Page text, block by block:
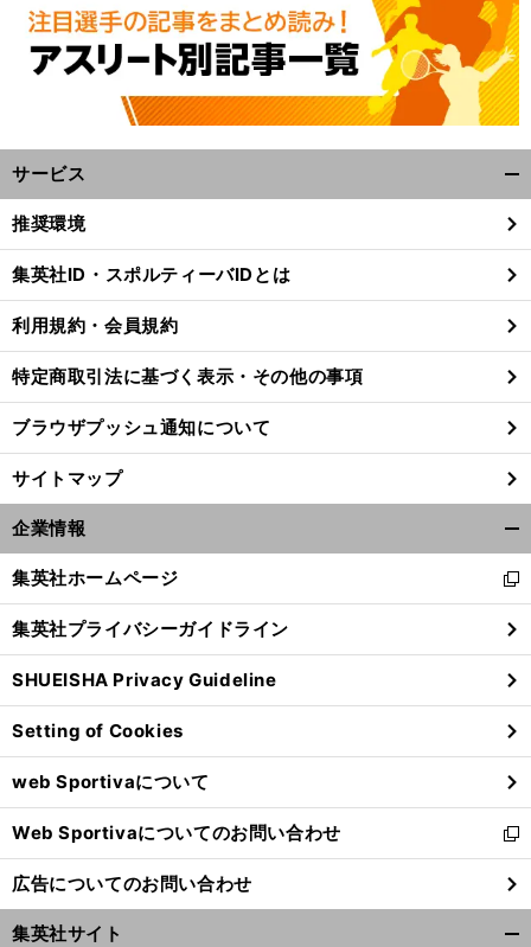
へ
サービス
閉
る
推奨環境
集英社ID・スポルティーバIDとは
利用規約・会員規約
特定商取引法に基づく表示・その他の事項
ブラウザプッシュ通知について
サイトマップ
企業情報
閉
る
集英社ホームページ
新
し
い
ウ
ィ
ン
ド
ウ
で
開
く
集英社プライバシーガイドライン
SHUEISHA Privacy Guideline
Setting of Cookies
web Sportivaについて
Web Sportivaについてのお問い合わせ
新
し
い
ウ
ィ
広告についてのお問い合わせ
集英社サイト